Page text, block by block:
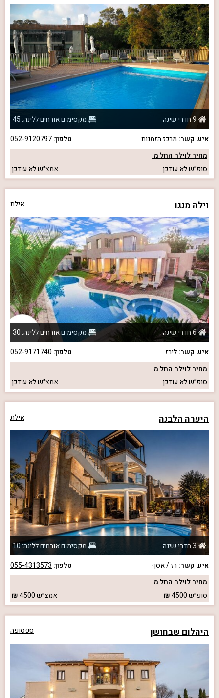
9 חדרי שינה
מקסימום אורחים ללינה: 45
איש קשר: מרכז הזמנות טלפון:052-9120797
מחיר לוילה החל מ:
סופ״שלא עודכן אמצ״שלא עודכן
וילה מנגו אילת
6 חדרי שינה
מקסימום אורחים ללינה: 30
איש קשר:לירז טלפון: 052-9171740
מחיר לוילה החל מ:
סופ״שלא עודכן אמצ״שלא עודכן
היערה הלבנה אילת
3 חדרי שינה
מקסימום אורחים ללינה: 10
איש קשר: רז / אסף טלפון: 055-4313573
מחיר לוילה החל מ:
סופ״ש4500 אמצ״ש4500
היהלום שבחושן ספסופה